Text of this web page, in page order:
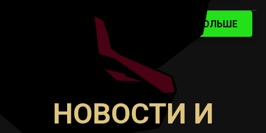
СМОТРИТЕ ТРЕЙЛЕР УЗНАТЬ БОЛЬШЕ
НОВОСТИ И